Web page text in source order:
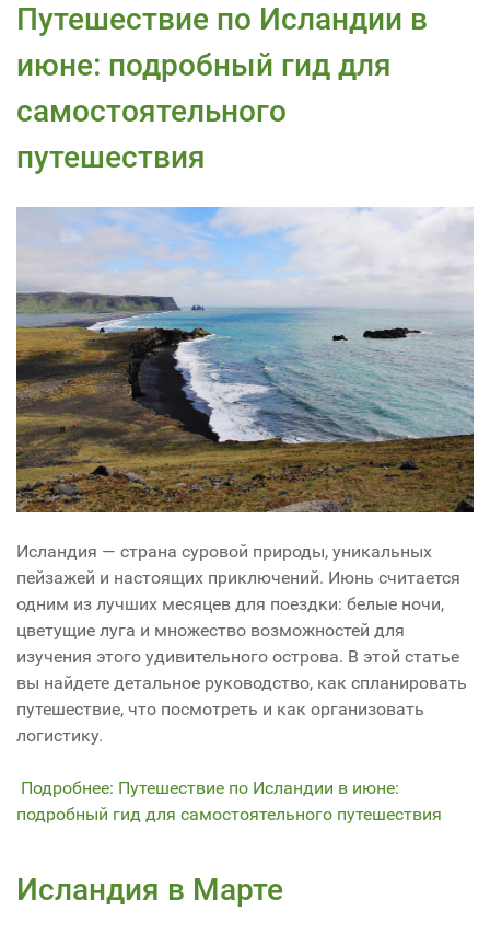
Путешествие по Исландии в
июне: подробный гид для
самостоятельного
путешествия
Исландия — страна суровой природы, уникальных
пейзажей и настоящих приключений. Июнь считается
одним из лучших месяцев для поездки: белые ночи,
цветущие луга и множество возможностей для
изучения этого удивительного острова. В этой статье
вы найдете детальное руководство, как спланировать
путешествие, что посмотреть и как организовать
логистику.
Подробнее: Путешествие по Исландии в июне:
подробный гид для самостоятельного путешествия
Исландия в Марте